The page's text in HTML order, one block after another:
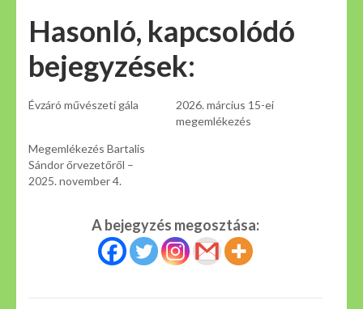
Hasonló, kapcsolódó
bejegyzések:
Évzáró művészeti gála
2026. március 15-ei
megemlékezés
Megemlékezés Bartalis
Sándor őrvezetőről –
2025. november 4.
A bejegyzés megosztása: